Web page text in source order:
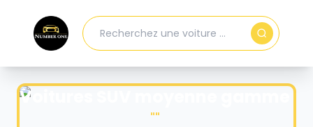
Voitures SUV moyenne gamme
""